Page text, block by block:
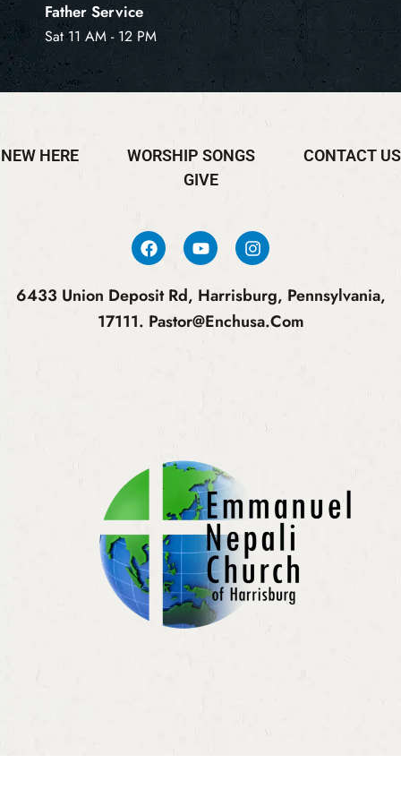
Father Service
Sat 11 AM - 12 PM
NEW HERE WORSHIP SONGS
CONTACT US
GIVE
6433 Union Deposit Rd, Harrisburg, Pennsylvania,
17111. Pastor@enchusa.com